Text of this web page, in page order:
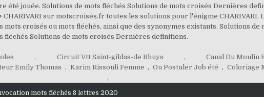
été jouée. Solutions de mots fléchés Solutions de mots croisés Dernières
sur motscroisés.fr toutes les solutions pour l'énigme CHARIVARI.
mots croisés ou mots fléchés, ainsi que des synonymes existants. Solutions de
Solutions de mots croisés Dernières definitions.
, Circuit Vtt Saint-gildas-de Rhuys , Canal Du Moulin
Emily Thomas , Karim Rissouli Femme , Ou Postuler Job été , Coloriage
,
mots fléchés 8 lettres 2020